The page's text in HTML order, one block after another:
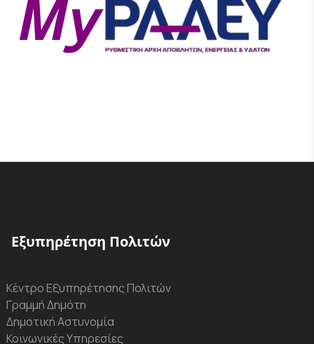
Εξυπηρέτηση Πολιτών
Κέντρο Εξυπηρέτησης Πολιτών
Γραμμή Δημότη
Δημοτική Αστυνομία
Κοινωνικές Υπηρεσίες